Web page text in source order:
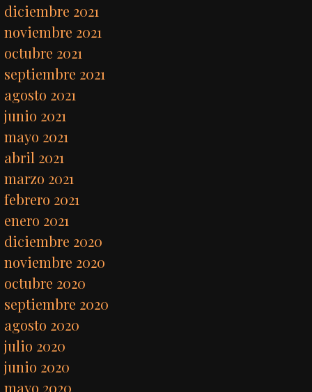
diciembre 2021
noviembre 2021
octubre 2021
septiembre 2021
agosto 2021
junio 2021
mayo 2021
abril 2021
marzo 2021
febrero 2021
enero 2021
diciembre 2020
noviembre 2020
octubre 2020
septiembre 2020
agosto 2020
julio 2020
junio 2020
mayo 2020